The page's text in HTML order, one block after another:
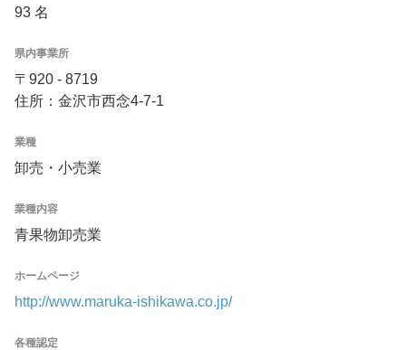
93 名
県内事業所
〒920 - 8719
住所：金沢市西念4-7-1
業種
卸売・小売業
業種内容
青果物卸売業
ホームページ
http://www.maruka-ishikawa.co.jp/
各種認定